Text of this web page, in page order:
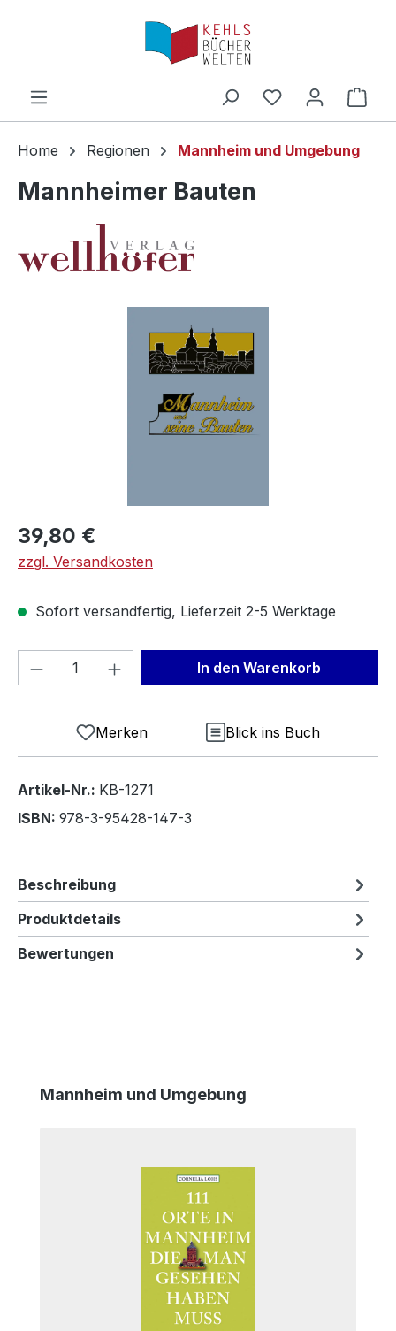
Zum Hauptinhalt springen
Home Regionen Mannheim und Umgebung
Mannheimer Bauten
Regulärer Preis:
39,80 €
zzgl. Versandkosten
Sofort versandfertig, Lieferzeit 2-5 Werktage
Produkt Anzahl: Gib denIn den Warenkorb
Merken Blick ins Buch
Artikel-Nr.: KB-1271
ISBN: 978-3-95428-147-3
Beschreibung
Produktdetails
Bewertungen
Produktgalerie überspringen
Mannheim und Umgebung